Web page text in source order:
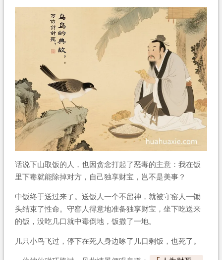
话说下山取饭的人，也因贪念打起了恶毒的主意：我在饭
里下毒就能除掉对方，自己独享财宝，岂不是美事？
中饭终于送过来了。送饭人一个不留神，就被守窑人一锄
头结束了性命。守窑人得意地准备独享财宝，坐下吃送来
的饭，没吃几口就中毒倒地，饭撒了一地。
几只小鸟飞过，停下在死人身边啄了几口剩饭，也死了。